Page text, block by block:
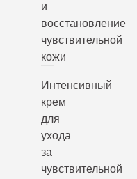
и
восстановление
чувствительной
кожи
Интенсивный
крем
для
ухода
за
чувствительной